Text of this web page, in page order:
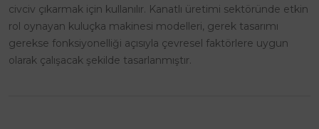
civciv çıkarmak için kullanılır. Kanatlı üretimi sektöründe etkin
rol oynayan kuluçka makinesi modelleri, gerek tasarımı
gerekse fonksiyonelliği açısıyla çevresel faktörlere uygun
olarak çalışacak şekilde tasarlanmıştır.